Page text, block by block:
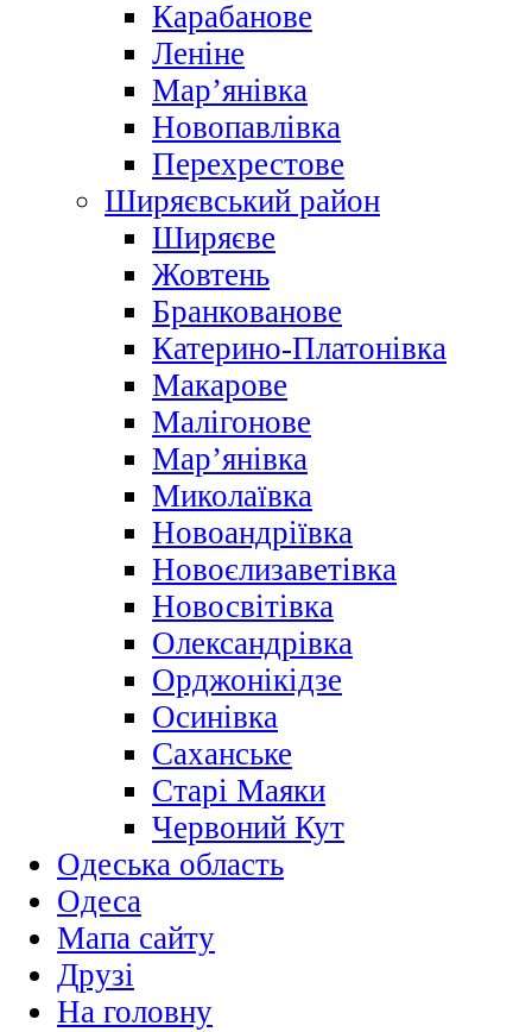
Карабанове
Леніне
Мар’янівка
Новопавлівка
Перехрестове
Ширяєвський район
Ширяєве
Жовтень
Бранкованове
Катерино-Платонівка
Макарове
Малігонове
Мар’янівка
Миколаївка
Новоандріївка
Новоєлизаветівка
Новосвітівка
Олександрівка
Орджонікідзе
Осинівка
Саханське
Старі Маяки
Червоний Кут
Одеська область
Одеса
Мапа сайту
Друзі
На головну